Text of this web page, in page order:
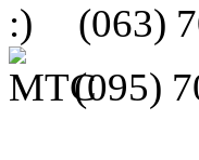
(063)
(095)